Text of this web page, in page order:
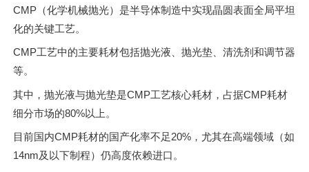
CMP（化学机械抛光）是半导体制造中实现晶圆表面全局平坦
化的关键工艺。
CMP工艺中的主要耗材包括抛光液、抛光垫、清洗剂和调节器
等。
其中，抛光液与抛光垫是CMP工艺核心耗材，占据CMP耗材
细分市场的80%以上。
目前国内CMP耗材的国产化率不足20%，尤其在高端领域（如
14nm及以下制程）仍高度依赖进口。